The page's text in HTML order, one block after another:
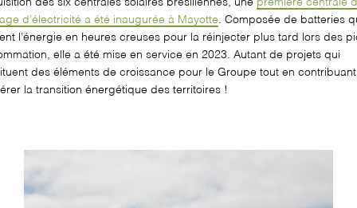
des six centrales solaires brésiliennes, une première centrale
d’électricité a été inaugurée à Mayotte. Composée de batteries
l ’énergie en heures creuses pour la réinjecter plus tard lors des
, elle a été mise en service en 2023. Autant de projets qui
des éléments de croissance pour le Groupe tout en
la transition énergétique des territoires !